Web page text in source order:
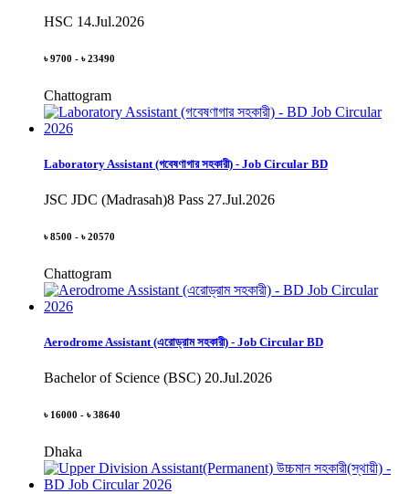
HSC 14.Jul.2026
৳ 9700 - ৳ 23490
Chattogram
Laboratory Assistant (গবেষণাগার সহকারী) - Job Circular BD
JSC JDC (Madrasah)8 Pass 27.Jul.2026
৳ 8500 - ৳ 20570
Chattogram
Aerodrome Assistant (এরোড্রাম সহকারী) - Job Circular BD
Bachelor of Science (BSC) 20.Jul.2026
৳ 16000 - ৳ 38640
Dhaka